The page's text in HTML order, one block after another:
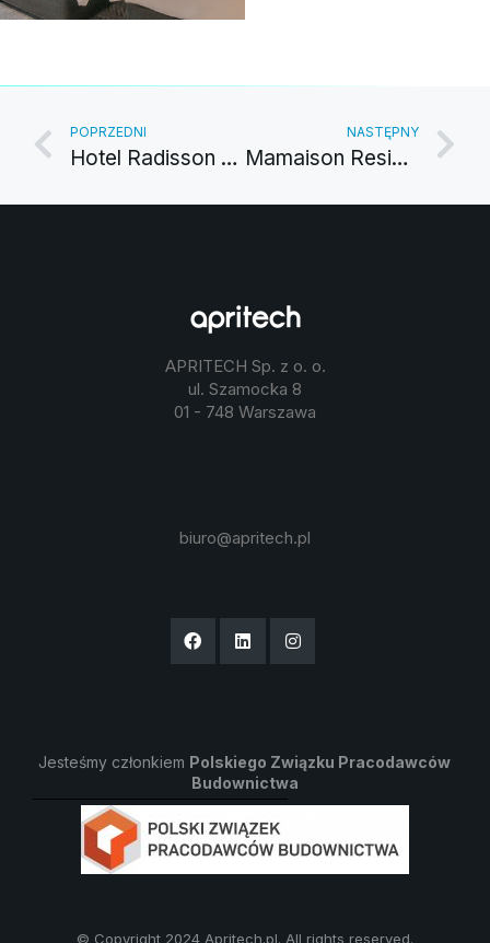
POPRZEDNI
Hotel Radisson Collection
NASTĘPNY
Mamaison Residence Diana
APRITECH Sp. z o. o.
ul. Szamocka 8
01 - 748 Warszawa
biuro@apritech.pl
© Copyright 2024 Apritech.pl. All rights reserved.
Jesteśmy członkiem Polskiego Związku Pracodawców
Budownictwa